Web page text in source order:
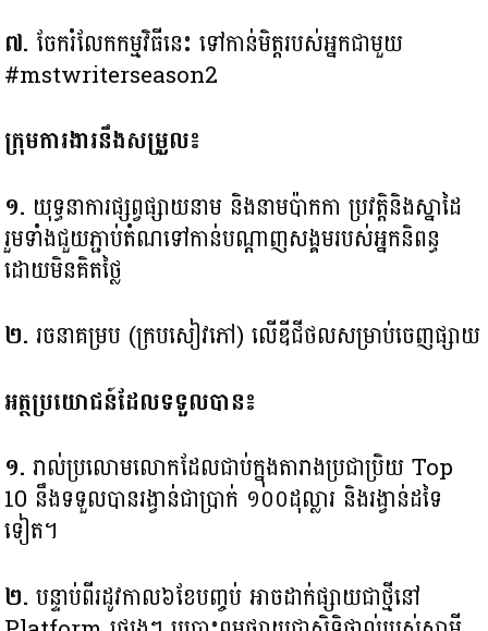
៧. ចែករំលែកកម្មវិធីនេះ ទៅកាន់មិត្តរបស់អ្នកជាមួយ
#mstwriterseason2
ក្រុមការងារនឹងសម្រួល៖
១. យុទ្ធនាការផ្សព្វផ្សាយនាម និងនាមប៉ាកកា ប្រវត្តិនិងស្នាដៃ
រួមទាំងជួយភ្ជាប់តំណ​ទៅកាន់បណ្តាញសង្គម​របស់អ្នកនិពន្ធ
ដោយមិនគិតថ្លៃ
២. រចនាគម្រប (ក្របសៀវភៅ) លើឌីជីថលសម្រាប់ចេញផ្សាយ
អត្ថប្រយោជន៍ដែលទទួលបាន៖
១. រាល់ប្រលោមលោកដែលជាប់ក្នុងតារាងប្រជាប្រិយ Top
10 នឹងទទួលបានរង្វាន់ជាប្រាក់ ១០០ដុល្លារ និងរង្វាន់ដទៃ​
ទៀត។
២. បន្ទាប់ពីរដូវកាល៦ខែបញ្ចប់ អាចដាក់ផ្សាយជាថ្មីនៅ